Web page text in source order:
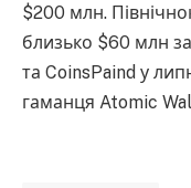
$200 млн.
близько $60 млн
та CoinsPaind у
гаманця Atomic